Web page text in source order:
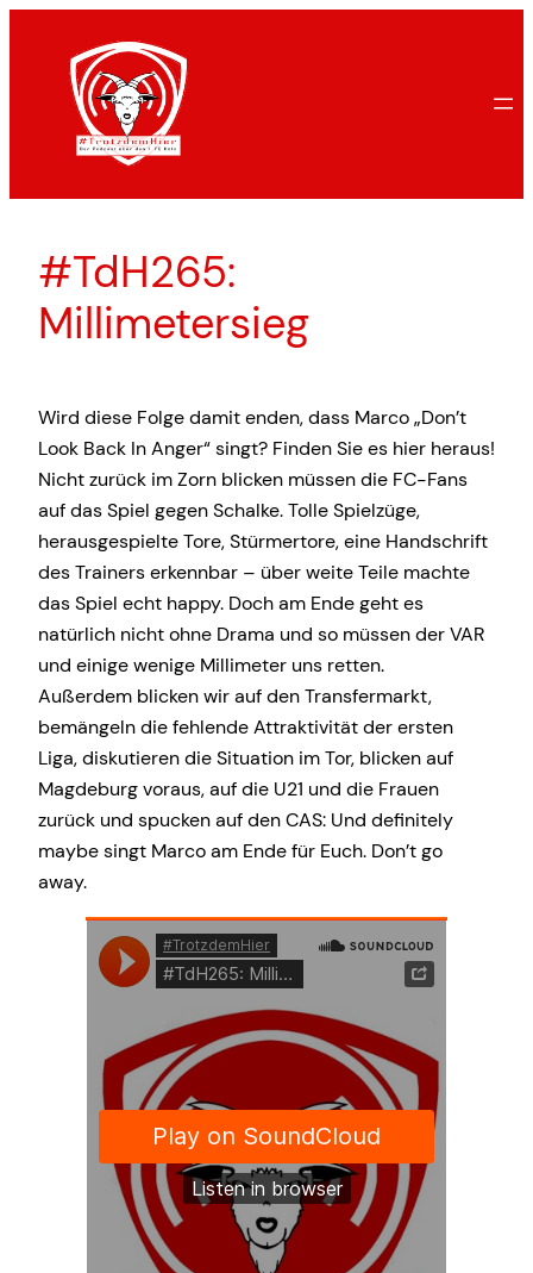
springen
#TdH265:
Millimetersieg
Wird diese Folge damit enden, dass Marco „Don’t
Look Back In Anger“ singt? Finden Sie es hier heraus!
Nicht zurück im Zorn blicken müssen die FC-Fans
auf das Spiel gegen Schalke. Tolle Spielzüge,
herausgespielte Tore, Stürmertore, eine Handschrift
des Trainers erkennbar – über weite Teile machte
das Spiel echt happy. Doch am Ende geht es
natürlich nicht ohne Drama und so müssen der VAR
und einige wenige Millimeter uns retten.
Außerdem blicken wir auf den Transfermarkt,
bemängeln die fehlende Attraktivität der ersten
Liga, diskutieren die Situation im Tor, blicken auf
Magdeburg voraus, auf die U21 und die Frauen
zurück und spucken auf den CAS: Und definitely
maybe singt Marco am Ende für Euch. Don’t go
away.